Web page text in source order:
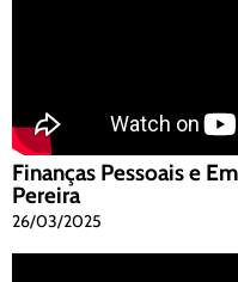
Finanças Pessoais e
Pereira
26/03/2025